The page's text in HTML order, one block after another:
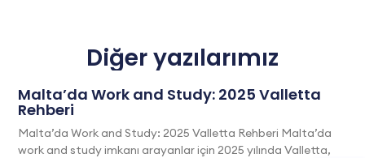
Diğer yazılarımız
Malta’da Work and Study: 2025 Valletta
Rehberi
Malta’da Work and Study: 2025 Valletta Rehberi Malta’da
work and study imkanı arayanlar için 2025 yılında Valletta,